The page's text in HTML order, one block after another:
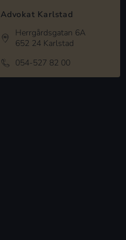
Advokat Karlstad
Herrgårdsgatan 6A
652 24 Karlstad
054-527 82 00